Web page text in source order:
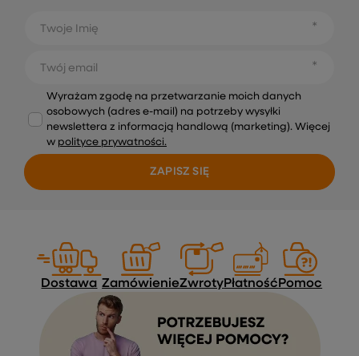
Twoje Imię
Twój email
Wyrażam zgodę na przetwarzanie moich danych
osobowych (adres e-mail) na potrzeby wysyłki
newslettera z informacją handlową (marketing). Więcej
w polityce prywatności.
ZAPISZ SIĘ
Dostawa ZamówienieZwrotyPłatność Pomoc